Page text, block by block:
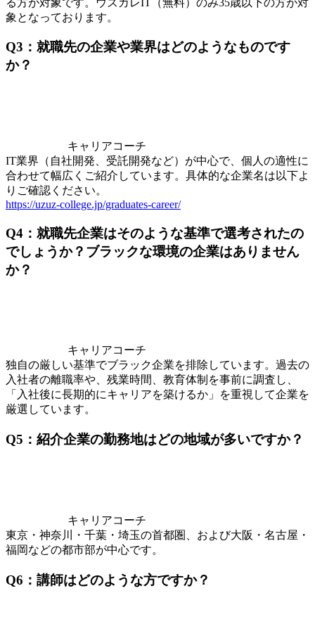
象となっております。
Q3：就職先の企業や業界はどのようなものです
か？
キャリアコーチ
IT業界（自社開発、受託開発など）が中心で、個人の適性に
合わせて幅広くご紹介しています。具体的な企業名は以下よ
りご確認ください。
https://uzuz-college.jp/graduates-career/
Q4：就職先企業はそのような基準で選考されたの
でしょうか？ブラックな環境の企業はありません
か？
キャリアコーチ
独自の厳しい基準でブラック企業を排除しています。過去の
入社者の離職率や、残業時間、教育体制を事前に調査し、
「入社後に長期的にキャリアを築けるか」を重視して企業を
厳選しています。
Q5：紹介企業の勤務地はどの地域が多いですか？
キャリアコーチ
東京・神奈川・千葉・埼玉の首都圏、および大阪・名古屋・
福岡などの都市部が中心です。
Q6：講師はどのような方ですか？